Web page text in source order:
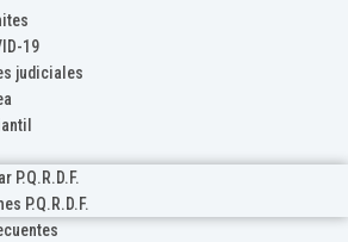
19
judiciales
P.Q.R.D.F.
P.Q.R.D.F.